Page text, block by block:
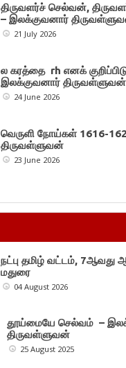
திருவளர்ச் செல்வன்,
– இலக்குவனார்
21 July 2026
ல கரத்தை rh எனக்
இலக்குவனார் திருவள்ளுவன்
24 June 2026
வெருளி நோய்கள் 1616-
திருவள்ளுவன்
23 June 2026
நட்பு தமிழ் வட்டம், 7ஆவது
மதுரை
04 August 2026
தூய்மையே செல்வம் –
திருவள்ளுவன்
25 August 2025